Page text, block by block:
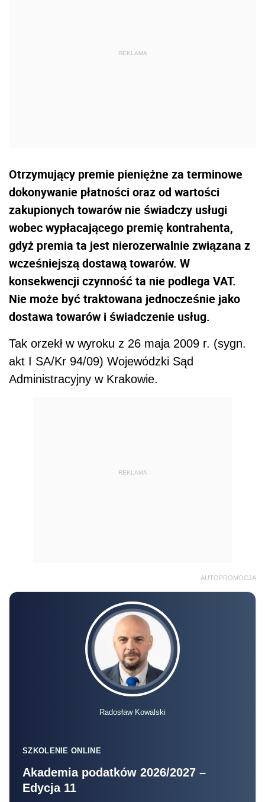
Otrzymujący premie pieniężne za terminowe
dokonywanie płatności oraz od wartości
zakupionych towarów nie świadczy usługi
wobec wypłacającego premię kontrahenta,
gdyż premia ta jest nierozerwalnie związana z
wcześniejszą dostawą towarów. W
konsekwencji czynność ta nie podlega VAT.
Nie może być traktowana jednocześnie jako
dostawa towarów i świadczenie usług.
Tak orzekł w wyroku z 26 maja 2009 r. (sygn.
akt I SA/Kr 94/09) Wojewódzki Sąd
Administracyjny w Krakowie.
REKLAMA
AUTOPROMOCJA
Radosław Kowalski
SZKOLENIE ONLINE
Akademia podatków 2026/2027 –
Edycja 11